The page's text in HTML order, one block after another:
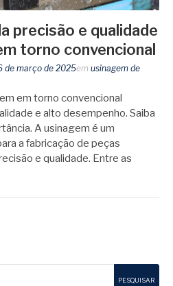
precisão e qualidade
torno convencional
de março de 2025em usinagem de
em torno convencional
e alto desempenho. Saiba
A usinagem é um
a fabricação de peças
e qualidade. Entre as
PESQUISAR